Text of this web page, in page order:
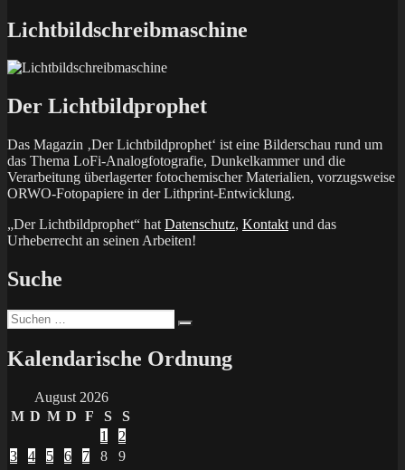
Lichtbildschreibmaschine
Der Lichtbildprophet
Das Magazin ‚Der Lichtbildprophet‘ ist eine Bilderschau rund um
das Thema LoFi-Analogfotografie, Dunkelkammer und die
Verarbeitung überlagerter fotochemischer Materialien, vorzugsweise
ORWO-Fotopapiere in der Lithprint-Entwicklung.
„Der Lichtbildprophet“ hat Datenschutz, Kontakt und das
Urheberrecht an seinen Arbeiten!
Suche
Suchen
nach:
Kalendarische Ordnung
August 2026
M D M D F S
S
1
2
3
4 5 6 7 8
9